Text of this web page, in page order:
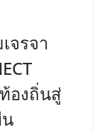
จรจา
องถิ่นสู่